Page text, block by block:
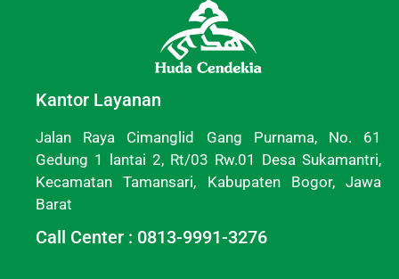
Kantor Layanan
Jalan Raya Cimanglid Gang Purnama, No. 61
Gedung 1 lantai 2, Rt/03 Rw.01 Desa Sukamantri,
Kecamatan Tamansari, Kabupaten Bogor, Jawa
Barat
Call Center : 0813-9991-3276